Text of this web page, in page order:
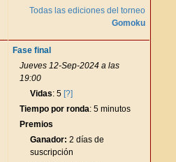
Todas las ediciones del torneo
Gomoku
Fase final
Jueves 12-Sep-2024 a las
19:00
Vidas: 5 [?]
Tiempo por ronda: 5 minutos
Premios
Ganador: 2 días de
suscripción